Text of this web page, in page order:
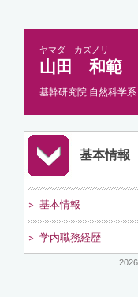
ヤマダ カズノリ
山田 和範
基幹研究院 自然科学系
基本情報
基本情報
学内職務経歴